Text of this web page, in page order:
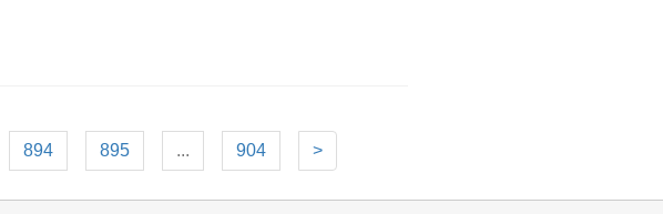
894 895 ... 904 >